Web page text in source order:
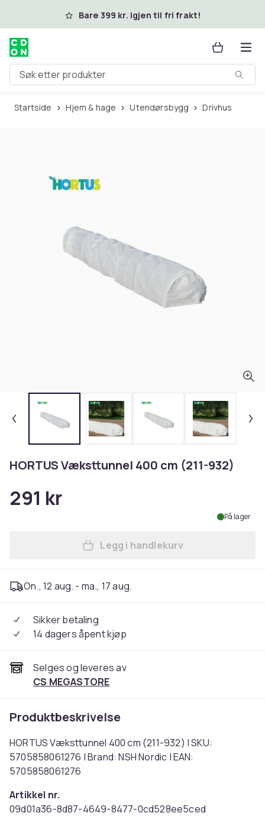
Hopp til hovedinnholdBare 399 kr. igjen til fri frakt!
Søk etter produkter
Startside Hjem & hage Utendørsbygg Drivhus
HORTUS Væksttunnel 400 cm (211-932)
291 kr
På lager
Legg HORTUS
Legg i handlekurv
On., 12 aug. - ma., 17 aug.
Sikker betaling
14 dagers åpent kjøp
Selges og leveres av
CS MEGASTORE
Produktbeskrivelse
HORTUS Væksttunnel 400 cm (211-932) | SKU:
5705858061276 | Brand: NSH Nordic | EAN:
5705858061276
Artikkel nr.
09d01a36-8d87-4649-8477-0cd528ee5ced